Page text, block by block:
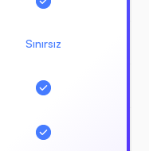
Sınırsız